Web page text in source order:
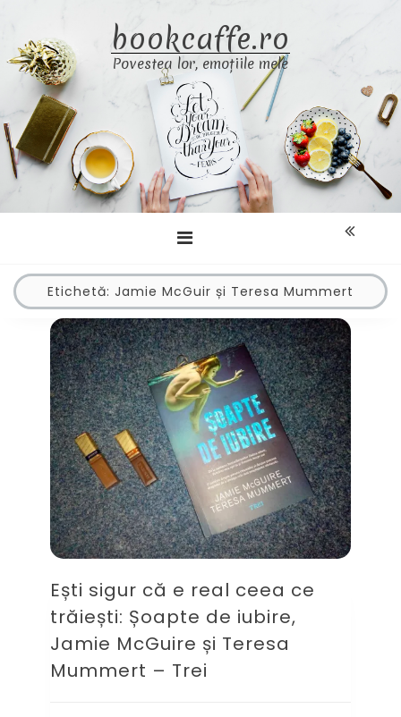
content
bookcaffe.ro
Povestea lor, emoțiile mele
Etichetă: Jamie McGuir și Teresa Mummert
Ești sigur că e real ceea ce
trăiești: Șoapte de iubire,
Jamie McGuire și Teresa
Mummert – Trei